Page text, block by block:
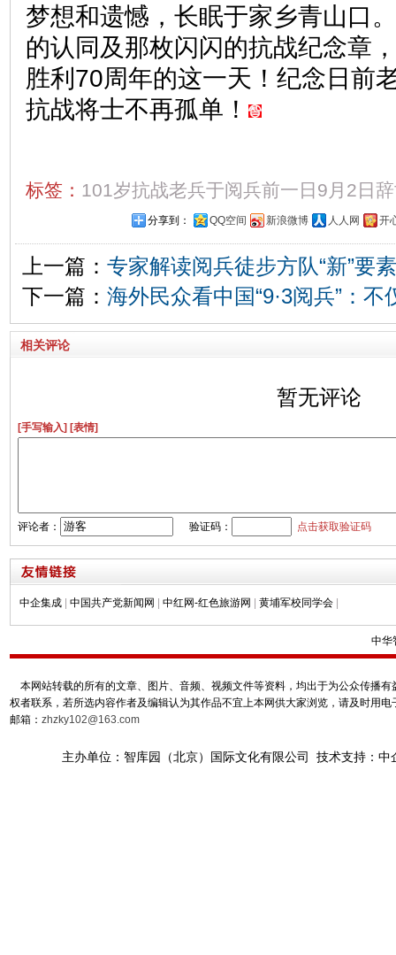
梦想和遗憾，长眠于家乡青山口
的认同及那枚闪闪的抗战纪念章
胜利70周年的这一天！纪念日前
抗战将士不再孤单！
标签： 101岁抗战老兵于阅兵前一日9月2日
分享到： QQ空间 新浪微博 人人网 开
上一篇： 专家解读阅兵徒步方队“新”要素
下一篇： 海外民众看中国“9·3阅兵”：
相关评论
暂无评论
[手写输入] [表情]
评论者： 验证码： 点击获取验证码
中企集成 中国共产党新闻网 中红网-红色旅游网 黄埔军校同学会
中华
本网站转载的所有的文章、图片、音频、视频文件等资料，均出于为公众传播
权者联系，若所选内容作者及编辑认为其作品不宜上本网供大家浏览，请及时用
邮箱： zhzky102@163.com
主办单位：智库园（北京）国际文化有限公司 技术支持：